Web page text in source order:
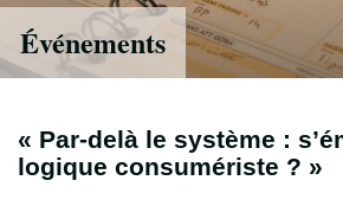
Événements
« Par-delà le système :
logique consumériste ? »